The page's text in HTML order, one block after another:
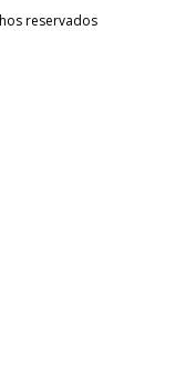
reservados